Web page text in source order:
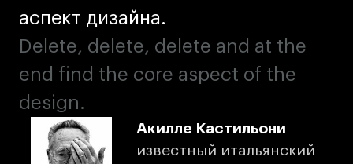
аспект дизайна.
Delete, delete, delete and at the
end find the core aspect of the
design.
Акилле Кастильони
известный итальянский